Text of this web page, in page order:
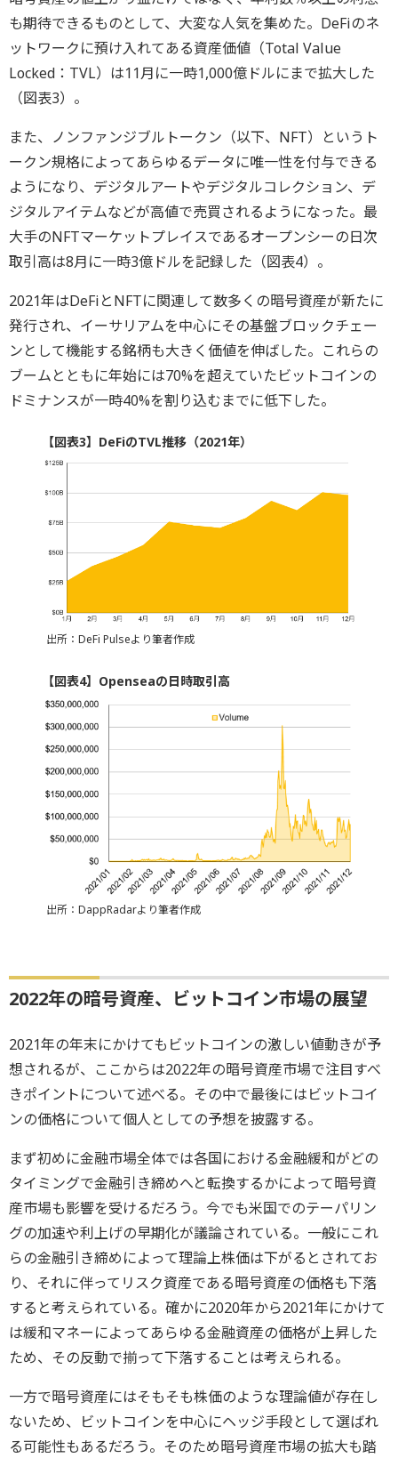
も期待できるものとして、大変な人気を集めた。DeFiのネ
ットワークに預け入れてある資産価値（Total Value
Locked：TVL）は11月に一時1,000億ドルにまで拡大した
（図表3）。
また、ノンファンジブルトークン（以下、NFT）というト
ークン規格によってあらゆるデータに唯一性を付与できる
ようになり、デジタルアートやデジタルコレクション、デ
ジタルアイテムなどが高値で売買されるようになった。最
大手のNFTマーケットプレイスであるオープンシーの日次
取引高は8月に一時3億ドルを記録した（図表4）。
2021年はDeFiとNFTに関連して数多くの暗号資産が新たに
発行され、イーサリアムを中心にその基盤ブロックチェー
ンとして機能する銘柄も大きく価値を伸ばした。これらの
ブームとともに年始には70%を超えていたビットコインの
ドミナンスが一時40%を割り込むまでに低下した。
【図表3】DeFiのTVL推移（2021年）
出所：DeFi Pulseより筆者作成
【図表4】Openseaの日時取引高
出所：DappRadarより筆者作成
2022年の暗号資産、ビットコイン市場の展望
2021年の年末にかけてもビットコインの激しい値動きが予
想されるが、ここからは2022年の暗号資産市場で注目すべ
きポイントについて述べる。その中で最後にはビットコイ
ンの価格について個人としての予想を披露する。
まず初めに金融市場全体では各国における金融緩和がどの
タイミングで金融引き締めへと転換するかによって暗号資
産市場も影響を受けるだろう。今でも米国でのテーパリン
グの加速や利上げの早期化が議論されている。一般にこれ
らの金融引き締めによって理論上株価は下がるとされてお
り、それに伴ってリスク資産である暗号資産の価格も下落
すると考えられている。確かに2020年から2021年にかけて
は緩和マネーによってあらゆる金融資産の価格が上昇した
ため、その反動で揃って下落することは考えられる。
一方で暗号資産にはそもそも株価のような理論値が存在し
ないため、ビットコインを中心にヘッジ手段として選ばれ
る可能性もあるだろう。そのため暗号資産市場の拡大も踏